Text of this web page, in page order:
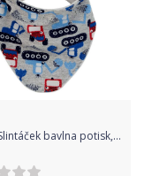
ESITO Slintáček bavlna potisk, Barva Bagr - modrá, Velikost 0 - 5 let